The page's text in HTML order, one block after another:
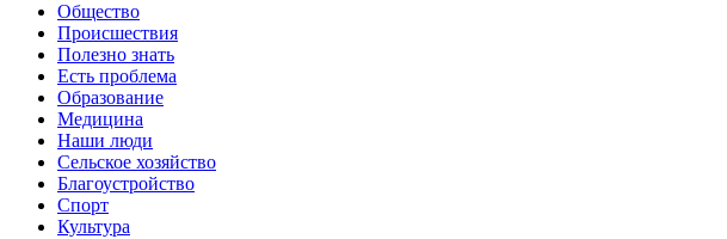
Общество
Происшествия
Полезно знать
Есть проблема
Образование
Медицина
Наши люди
Сельское хозяйство
Благоустройство
Спорт
Культура